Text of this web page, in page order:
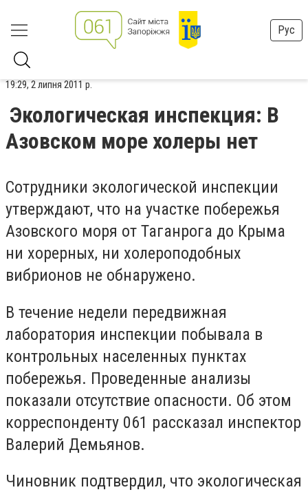
Рус
19:29, 2 липня 2011 р.
Экологическая инспекция: В
Азовском море холеры нет
Сотрудники экологической инспекции
утверждают, что на участке побережья
Азовского моря от Таганрога до Крыма
ни хорерных, ни холероподобных
вибрионов не обнаружено.
В течение недели передвижная
лаборатория инспекции побывала в
контрольных населенных пунктах
побережья. Проведенные анализы
показали отсутствие опасности. Об этом
корреспонденту 061 рассказал инспектор
Валерий Демьянов.
Чиновник подтвердил, что экологическая